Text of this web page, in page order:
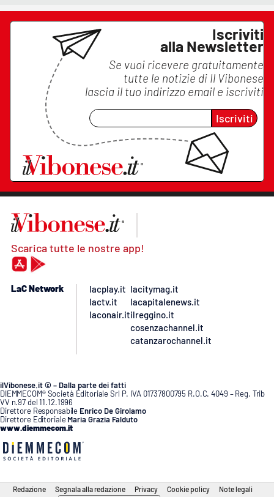
Iscriviti
alla Newsletter
Se vuoi ricevere gratuitamente
tutte le notizie di Il Vibonese
lascia il tuo indirizzo email e iscriviti
Iscriviti
Scarica tutte le nostre app!
LaC Network
lacplay.it
lactv.it
laconair.it
lacitymag.it
lacapitalenews.it
ilreggino.it
cosenzachannel.it
catanzarochannel.it
ilVibonese.it © – Dalla parte dei fatti
DIEMMECOM® Società Editoriale Srl P. IVA 01737800795 R.O.C. 4049 – Reg. Trib
VV n.97 del 11.12.1996
Direttore Responsabile Enrico De Girolamo
Direttore Editoriale Maria Grazia Falduto
www.diemmecom.it
Redazione Segnala alla redazione Privacy Cookie policy Note legali